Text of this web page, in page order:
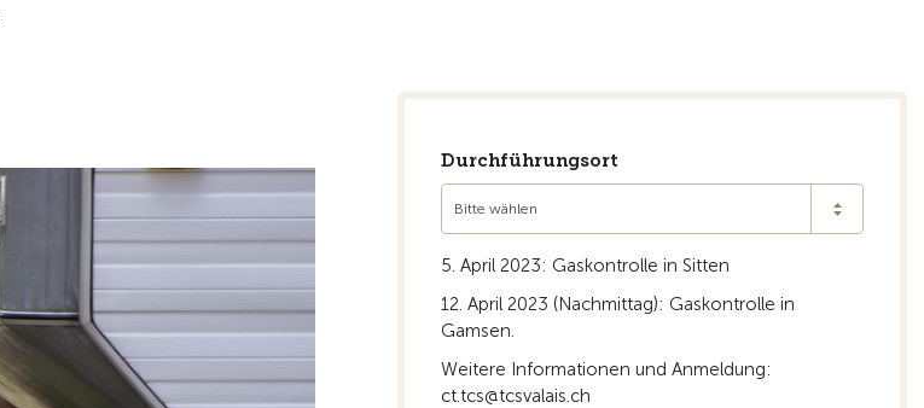
Durchführungsort
Bitte wählen
5. April 2023: Gaskontrolle in Sitten
12. April 2023 (Nachmittag): Gaskontrolle in
Gamsen.
Weitere Informationen und Anmeldung:
ct.tcs@tcsvalais.ch